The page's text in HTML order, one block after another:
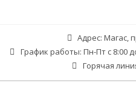
Адрес: Магас,
График работы: Пн-Пт с 8:00
Горячая